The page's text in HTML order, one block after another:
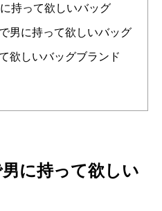
持って欲しいバッグ
男に持って欲しいバッグ
欲しいバッグブランド
に持って欲しい